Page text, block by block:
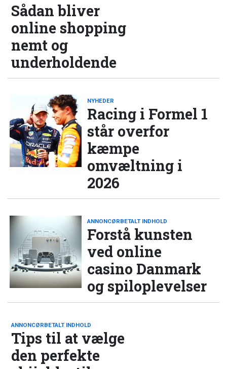
Sådan bliver
online shopping
nemt og
underholdende
NYHEDER
Racing i Formel 1
står overfor
kæmpe
omvæltning i
2026
ANNONCØRBETALT INDHOLD
Forstå kunsten
ved online
casino Danmark
og spiloplevelser
ANNONCØRBETALT INDHOLD
Tips til at vælge
den perfekte